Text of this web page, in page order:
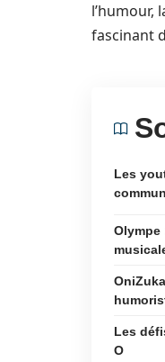
l’humour,
fascinant
Les
Olympe
Les
O